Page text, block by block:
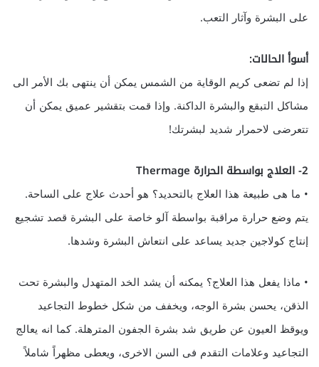
على البشرة وآثار التعب.
أسوأ الحالات:
إذا لم تضعى كريم الوقاية من الشمس يمكن أن ينتهى بك الأمر الى
مشاكل التبقع والبشرة الداكنة. وإذا قمت بتقشير عميق يمكن أن
تتعرضى لاحمرار شديد لبشرتك!
2- العلاج بواسطة الحرارة Thermage
• ما هى طبيعة هذا العلاج بالتحديد؟ هو أحدث علاج على الساحة.
يتم وضع حرارة مراقبة بواسطة آلو خاصة على البشرة قصد تشجيع
إنتاج كولاجين جديد يساعد على انتعاش البشرة وشدها.
• ماذا يفعل هذا العلاج؟ يمكنه أن يشد الخد المتهدل والبشرة تحت
الذقن، يحسن بشرة الوجه، ويخفف من شكل خطوط التجاعيد
ويوقظ العيون عن طريق شد بشرة الجفون المترهلة. كما انه يعالج
التجاعيد وعلامات التقدم فى السن الاخرى، ويعطى مظهراً شاملاً